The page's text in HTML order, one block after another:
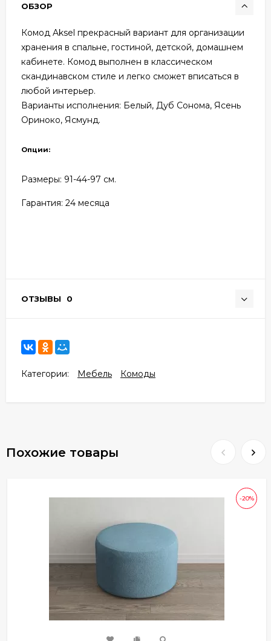
ОБЗОР
Комод Aksel прекрасный вариант для организации
хранения в спальне, гостиной, детской, домашнем
кабинете. Комод выполнен в классическом
скандинавском стиле и легко сможет вписаться в
любой интерьер.
Варианты исполнения: Белый, Дуб Сонома, Ясень
Ориноко, Ясмунд.
Опции:
Размеры: 91-44-97 см.
Гарантия: 24 месяца
ОТЗЫВЫ 0
Категории: Мебель Комоды
Похожие товары
-20%